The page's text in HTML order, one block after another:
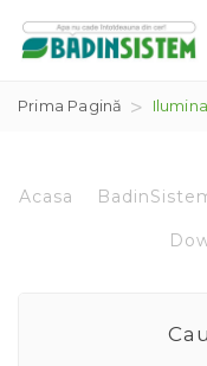
Prima Pagină
Acasa